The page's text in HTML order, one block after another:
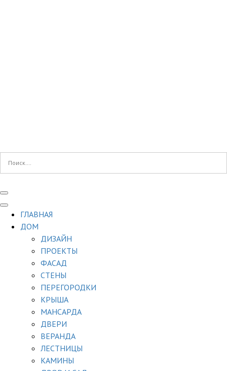
ГЛАВНАЯ
ДОМ
ДИЗАЙН
ПРОЕКТЫ
ФАСАД
СТЕНЫ
ПЕРЕГОРОДКИ
КРЫША
МАНСАРДА
ДВЕРИ
ВЕРАНДА
ЛЕСТНИЦЫ
КАМИНЫ